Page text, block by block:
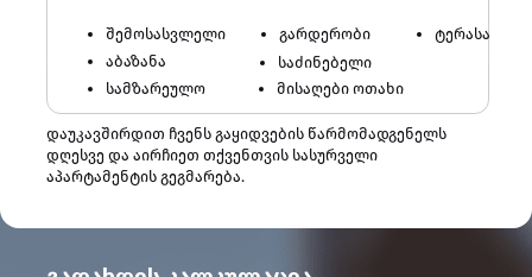
დაუკავშირდით ჩვენს გაყიდვების წარმომადგენელს
დღესვე და აირჩიეთ თქვენთვის სასურველი
აპარტამენტის გეგმარება.
ტერასა
საძინებელი
სამზარეულო
მისაღები ოთახი
გარდერობი
აბაზანა
შემოსასვლელი